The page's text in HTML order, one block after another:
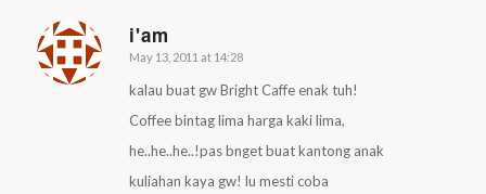
i'am
says:
May 13, 2011 at 14:28
kalau buat gw Bright Caffe enak tuh!
Coffee bintag lima harga kaki lima,
he..he..he..!pas bnget buat kantong anak
kuliahan kaya gw! lu mesti coba